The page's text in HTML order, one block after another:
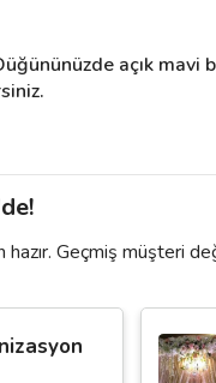
açık mavi
Geçmiş müşteri